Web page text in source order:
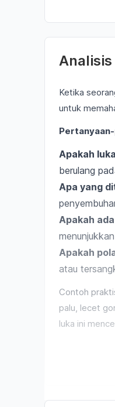
Ketika
untuk
Apakah
berulang
Apa yang
Apakah
Apakah
atau
Contoh
palu, lecet
luka ini